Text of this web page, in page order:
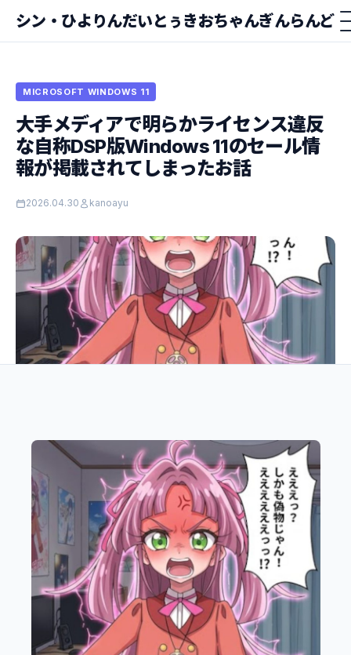
シン・ひよりんだいとぅきおちゃんぎんらんど
MICROSOFT WINDOWS 11
大手メディアで明らかライセンス違反
な自称DSP版Windows 11のセール情
報が掲載されてしまったお話
2026.04.30 kanoayu